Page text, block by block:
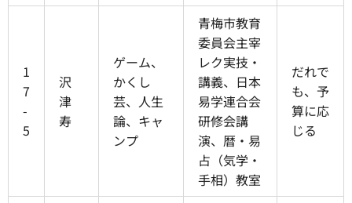
1
7
-
5
沢
津
寿
ゲーム、
かくし
芸、人生
論、キャ
ンプ
青梅市教育
委員会主宰
レク実技・
講義、日本
易学連合会
研修会講
演、暦・易
占（気学・
手相）教室
だれで
も、予
算に応
じる